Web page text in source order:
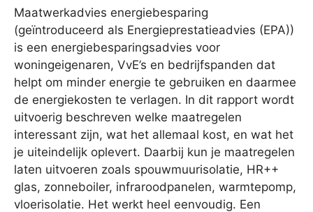
Maatwerkadvies energiebesparing
(geïntroduceerd als Energieprestatieadvies (EPA))
is een energiebesparingsadvies voor
woningeigenaren, VvE’s en bedrijfspanden dat
helpt om minder energie te gebruiken en daarmee
de energiekosten te verlagen. In dit rapport wordt
uitvoerig beschreven welke maatregelen
interessant zijn, wat het allemaal kost, en wat het
je uiteindelijk oplevert. Daarbij kun je maatregelen
laten uitvoeren zoals spouwmuurisolatie, HR++
glas, zonneboiler, infraroodpanelen, warmtepomp,
vloerisolatie. Het werkt heel eenvoudig. Een